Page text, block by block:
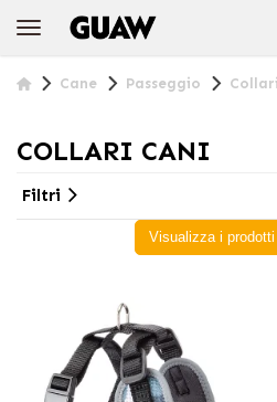
Cane Passeggio Collari
COLLARI CANI
Filtri
Visualizza i